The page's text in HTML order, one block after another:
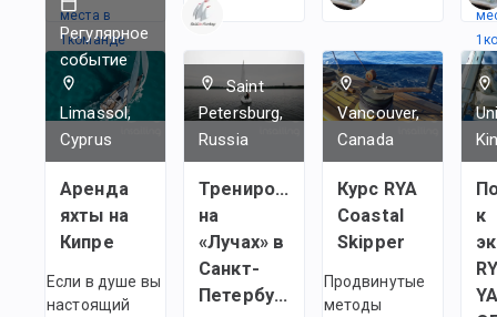
места в
1командe
1
Регулярное
событие
Limassol,
Cyprus
Аренда
яхты на
Кипре
Если в душе вы
настоящий
Saint
Petersburg,
Russia
Тренировки
на
«Лучах» в
Санкт-
Петербурге
Vancouver,
Canada
Курс RYA
Coastal
Skipper
Продвинутые
методы
к